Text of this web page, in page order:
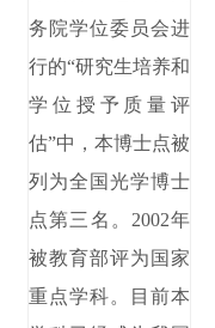
务院学位委员会进
行的“研究生培养和
学位授予质量评
估”中，本博士点被
列为全国光学博士
点第三名。 2002年
被教育部评为国家
重点学科。目前本